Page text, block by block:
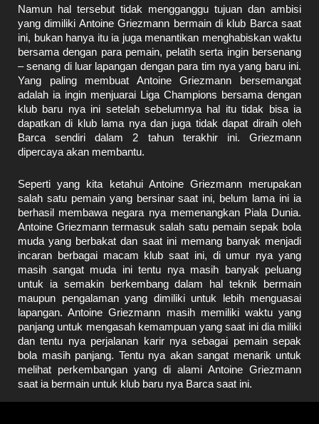
Namun hal tersebut tidak mengganggu tujuan dan ambisi
yang dimiliki Antoine Griezmann bermain di klub Barca saat
ini, bukan hanya itu ia juga menantikan menghabiskan waktu
bersama dengan para pemain, pelatih serta ingin bersenang
– senang di luar lapangan dengan para tim nya yang baru ini.
Yang paling membuat Antoine Griezmann bersemangat
adalah ia ingin menjuarai Liga Champions bersama dengan
klub baru nya ini setelah sebelumnya hal itu tidak bisa ia
dapatkan di klub lama nya dan juga tidak dapat diraih oleh
Barca sendiri dalam 2 tahun terakhir ini. Griezmann
dipercaya akan membantu.
Seperti yang kita ketahui Antoine Griezmann merupakan
salah satu pemain yang bersinar saat ini, belum lama ini ia
berhasil membawa negara nya memenangkan Piala Dunia.
Antoine Griezmann termasuk salah satu pemain sepak bola
muda yang berbakat dan saat ini memang banyak menjadi
incaran berbagai macam klub saat ini, di umur nya yang
masih sangat muda ini tentu nya masih banyak peluang
untuk ia semakin berkembang dalam hal teknik bermain
maupun pengalaman yang dimiliki untuk lebih menguasai
lapangan. Antoine Griezmann masih memiliki waktu yang
panjang untuk mengasah kemampuan yang saat ini dia miliki
dan tentu nya perjalanan karir nya sebagai pemain sepak
bola masih panjang. Tentu nya akan sangat menarik untuk
melihat perkembangan yang di alami Antoine Griezmann
saat ia bermain untuk klub baru nya Barca saat ini.